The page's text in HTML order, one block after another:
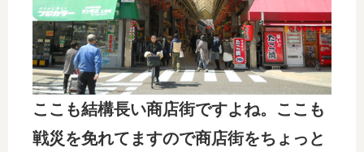
ここも結構長い商店街ですよね。ここも
戦災を免れてますので商店街をちょっと